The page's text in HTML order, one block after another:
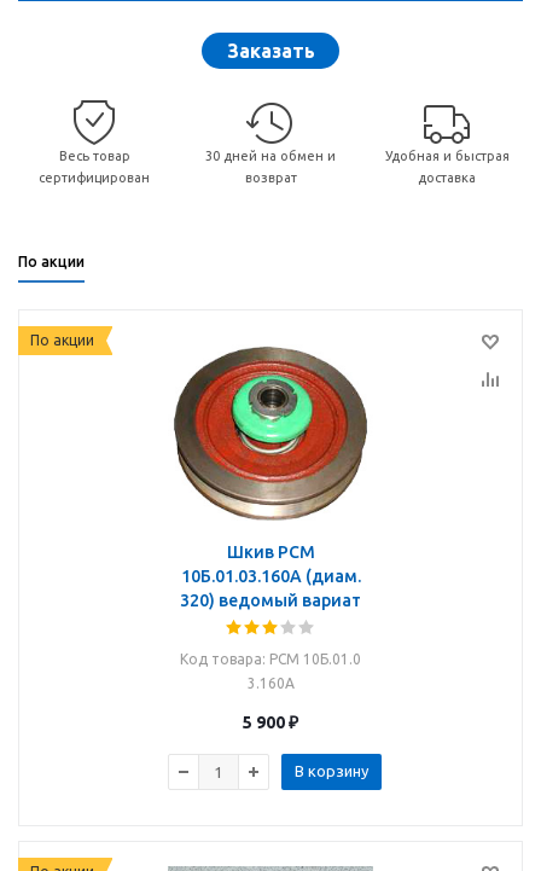
Заказать
Весь товар
сертифицирован
30 дней на обмен и
возврат
Удобная и быстрая
доставка
По акции
По акции
Шкив РСМ
10Б.01.03.160А (диам.
320) ведомый вариат
Код товара: РСМ 10Б.01.0
3.160А
5 900₽
В корзину